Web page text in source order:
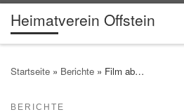
Zum Inhalt springen
Heimatverein Offstein
Startseite » Berichte » Film ab…
BERICHTE